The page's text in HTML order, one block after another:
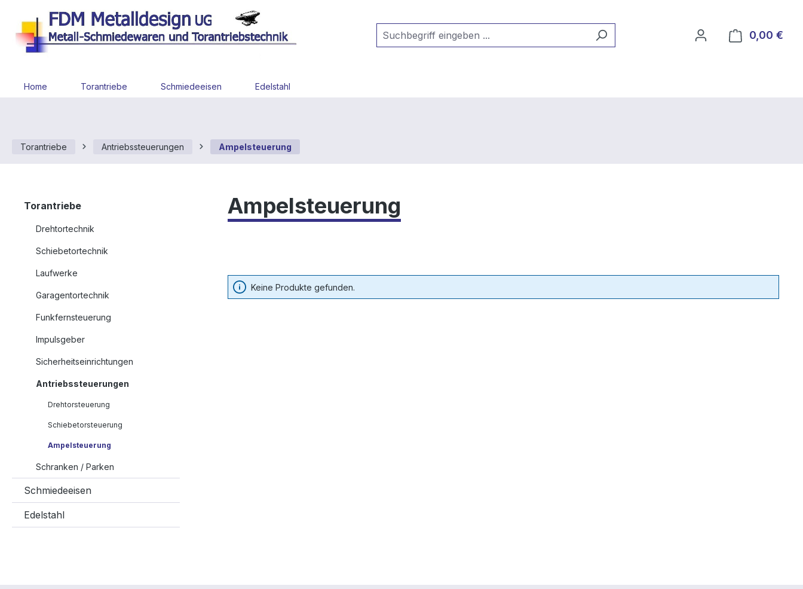
Hauptinhalt springen
Zur Suche springen
Zur Hauptnavigation springen
0,00 €
Home Torantriebe Schmiedeeisen Edelstahl
Torantriebe Antriebssteuerungen Ampelsteuerung
Torantriebe
Drehtortechnik
Schiebetortechnik
Laufwerke
Garagentortechnik
Funkfernsteuerung
Impulsgeber
Sicherheitseinrichtungen
Antriebssteuerungen
Drehtorsteuerung
Schiebetorsteuerung
Ampelsteuerung
Schranken / Parken
Schmiedeeisen
Edelstahl
Ampelsteuerung
Keine Produkte gefunden.